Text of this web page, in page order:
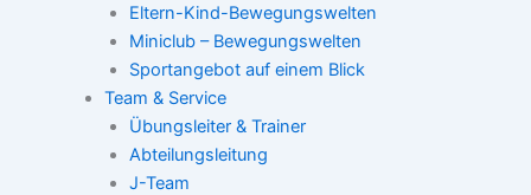
Eltern-Kind-Bewegungswelten
Miniclub – Bewegungswelten
Sportangebot auf einem Blick
Team & Service
Übungsleiter & Trainer
Abteilungsleitung
J-Team